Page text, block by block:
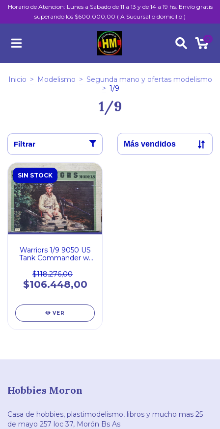
Horario de Atencion: Lunes a Sabado de 11 a 13 y de 14 a 19 hs. Envío gratis
superando los $600.000,00 ( A Sucursal o domicilio )
0
Inicio > Modelismo > Segunda mano y ofertas modelismo
> 1/9
1/9
Filtrar
SIN STOCK
Warriors 1/9 9050 US
Tank Commander w/
Cupola
$118.276,00
$106.448,00
VER
Hobbies Moron
Casa de hobbies, plastimodelismo, libros y mucho mas 25
de mayo 257 loc 37, Morón Bs As